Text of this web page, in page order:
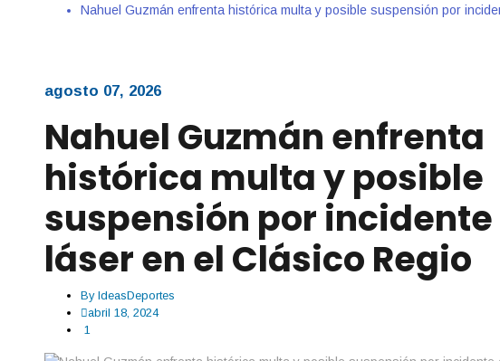
Nahuel Guzmán enfrenta histórica multa y posible suspensión por
agosto 07, 2026
Nahuel Guzmán enfrenta
histórica multa y posible
suspensión por incidente
láser en el Clásico Regio
By IdeasDeportes
abril 18, 2024
1